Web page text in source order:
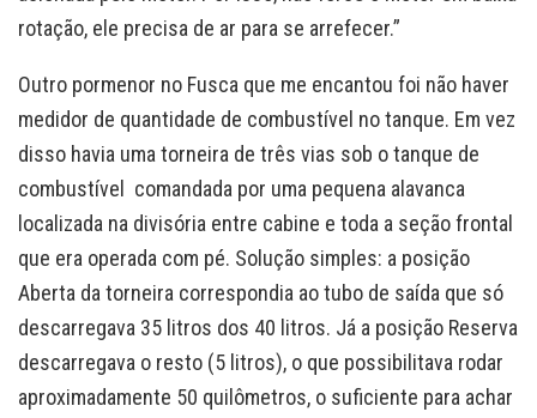
rotação, ele precisa de ar para se arrefecer.”
Outro pormenor no Fusca que me encantou foi não haver
medidor de quantidade de combustível no tanque. Em vez
disso havia uma torneira de três vias sob o tanque de
combustível comandada por uma pequena alavanca
localizada na divisória entre cabine e toda a seção frontal
que era operada com pé. Solução simples: a posição
Aberta da torneira correspondia ao tubo de saída que só
descarregava 35 litros dos 40 litros. Já a posição Reserva
descarregava o resto (5 litros), o que possibilitava rodar
aproximadamente 50 quilômetros, o suficiente para achar